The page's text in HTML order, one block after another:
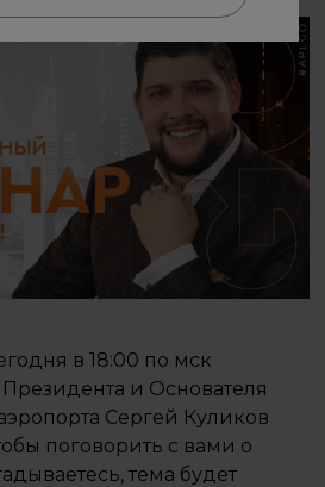
в 18:00 по мск
и Основателя
Сергей Куликов
поговорить с вами о
тема будет